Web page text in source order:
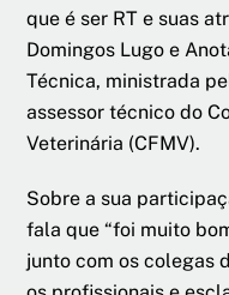
que é ser RT e suas
Domingos Lugo e
Técnica, ministrada
assessor técnico do
Veterinária (CFMV).
Sobre a sua
fala que “foi muito
junto com os colegas